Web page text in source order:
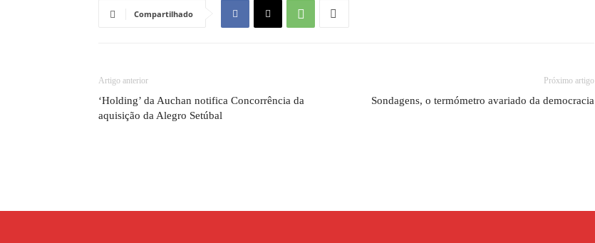
Compartilhado
Artigo anterior
‘Holding’ da Auchan notifica Concorrência da
aquisição da Alegro Setúbal
Próximo artigo
Sondagens, o termómetro avariado da democracia